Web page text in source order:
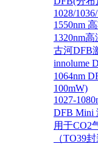
1028/
1550nm
1320nm
古河DFB
innolume
1064nm
100mW)
1027-
DFB Mini
用于CO2
（TO39封